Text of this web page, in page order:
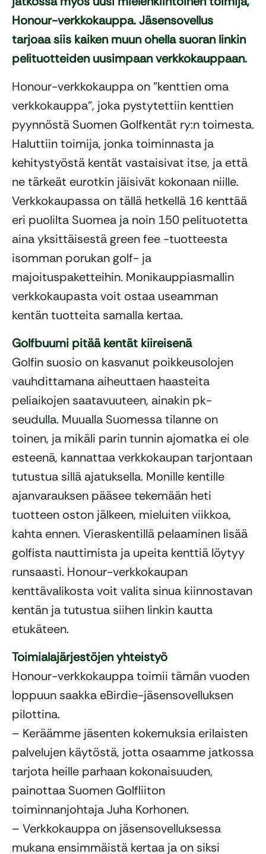
Honour-verkkokauppa. Jäsensovellus
tarjoaa siis kaiken muun ohella suoran linkin
pelituotteiden uusimpaan verkkokauppaan.
Honour-verkkokauppa on ”kenttien oma
verkkokauppa”, joka pystytettiin kenttien
pyynnöstä Suomen Golfkentät ry:n toimesta.
Haluttiin toimija, jonka toiminnasta ja
kehitystyöstä kentät vastaisivat itse, ja että
ne tärkeät eurotkin jäisivät kokonaan niille.
Verkkokaupassa on tällä hetkellä 16 kenttää
eri puolilta Suomea ja noin 150 pelituotetta
aina yksittäisestä green fee -tuotteesta
isomman porukan golf- ja
majoituspaketteihin. Monikauppiasmallin
verkkokaupasta voit ostaa useamman
kentän tuotteita samalla kertaa.
Golfbuumi pitää kentät kiireisenä
Golfin suosio on kasvanut poikkeusolojen
vauhdittamana aiheuttaen haasteita
peliaikojen saatavuuteen, ainakin pk-
seudulla. Muualla Suomessa tilanne on
toinen, ja mikäli parin tunnin ajomatka ei ole
esteenä, kannattaa verkkokaupan tarjontaan
tutustua sillä ajatuksella. Monille kentille
ajanvarauksen pääsee tekemään heti
tuotteen oston jälkeen, mieluiten viikkoa,
kahta ennen. Vieraskentillä pelaaminen lisää
golfista nauttimista ja upeita kenttiä löytyy
runsaasti. Honour-verkkokaupan
kenttävalikosta voit valita sinua kiinnostavan
kentän ja tutustua siihen linkin kautta
etukäteen.
Toimialajärjestöjen yhteistyö
Honour-verkkokauppa toimii tämän vuoden
loppuun saakka eBirdie-jäsensovelluksen
pilottina.
– Keräämme jäsenten kokemuksia erilaisten
palvelujen käytöstä, jotta osaamme jatkossa
tarjota heille parhaan kokonaisuuden,
painottaa Suomen Golfliiton
toiminnanjohtaja Juha Korhonen.
– Verkkokauppa on jäsensovelluksessa
mukana ensimmäistä kertaa ja on siksi